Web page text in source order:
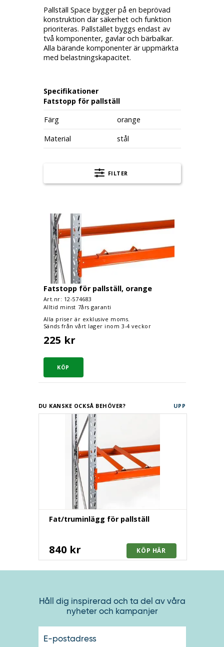
Pallställ Space bygger på en beprövad
konstruktion där säkerhet och funktion
prioriteras. Pallstället byggs endast av
två komponenter, gavlar och bärbalkar.
Alla bärande komponenter är uppmärkta
med belastningskapacitet.
Specifikationer
Fatstopp för pallställ
Färg
orange
Material
stål
FILTER
Fatstopp för pallställ, orange
Fatstopp för pallställ, orange
Art.nr: 12-574683
Alltid minst 7års garanti
Alla priser är exklusive moms.
Sänds från vårt lager inom 3-4 veckor
225 kr
DU KANSKE OCKSÅ BEHÖVER? UPP
Fat/truminlägg för pallställ
840 kr
Håll dig inspirerad och ta del av våra
nyheter och kampanjer